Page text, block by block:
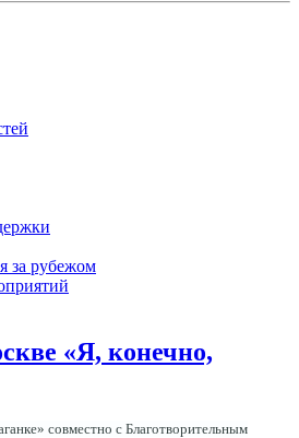
за рубежом
«Я, конечно,
совместно с Благотворительным